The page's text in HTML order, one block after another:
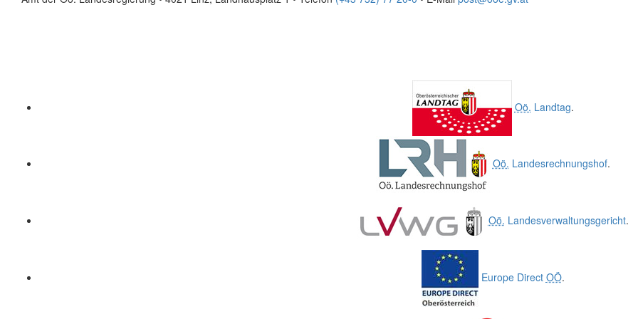
Oö. Landtag.
Oö. Landesrechnungshof.
Oö. Landesverwaltungsgericht.
Europe Direct OÖ.